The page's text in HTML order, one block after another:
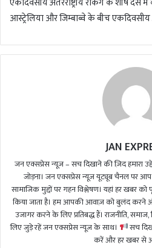
आस्ट्रेलिया और जिम्बाब्वे के बीच एकदिवसीय
JAN
जन एक्सप्रेस न्यूज़ – सच दिखाने की ज़िद हमारा
जोड़ना। जन एक्सप्रेस न्यूज़ यूट्यूब चैनल पर आप
सामाजिक मुद्दों पर गहन विश्लेषण। यहां हर खबर को
किया जाता है। हम आपकी आवाज़ को बुलंद करने
उजागर करने के लिए प्रतिबद्ध हैं। राजनीति,
लिए जुड़े रहें जन एक्सप्रेस न्यूज़ के साथ।
सच
करें और हर खबर से